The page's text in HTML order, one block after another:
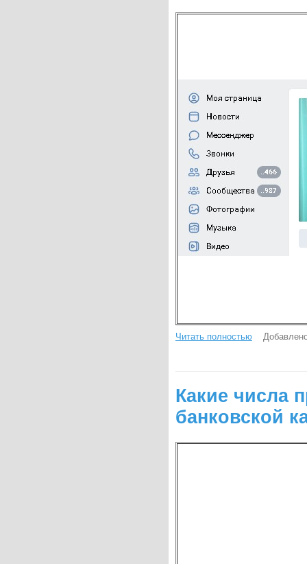
Читать полностью
Какие числа
банковской